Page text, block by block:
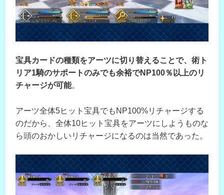
宝具カードの種類をアーツに切り替えることで、術ト
リア1騎のサポートのみでも余裕でNP100％以上のリ
チャージが可能。
アーツ全体5ヒット宝具でもNP100%リチャージする
のだから、全体10ヒット宝具をアーツにしようものな
ら頭のおかしいリチャージになるのは当然であった。